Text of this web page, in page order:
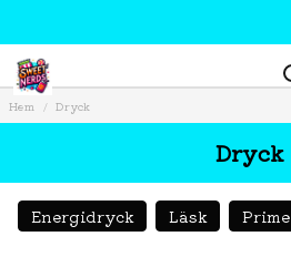
Hem Dryck
Dryck
Energidryck Läsk Prime